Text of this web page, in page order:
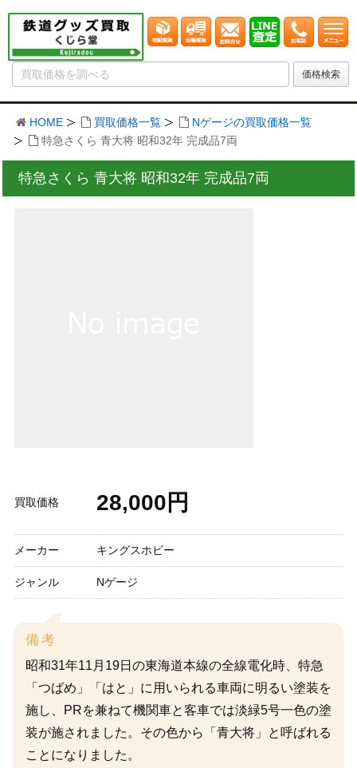
HOME 買取価格一覧
Nゲージの買取価格一覧
特急さくら 青大将 昭和32年 完成品7両
特急さくら 青大将 昭和32年 完成品7両
買取価格 28,000円
メーカー キングスホビー
ジャンル Nゲージ
備考
昭和31年11月19日の東海道本線の全線電化時、特急
「つばめ」「はと」に用いられる車両に明るい塗装を
施し、PRを兼ねて機関車と客車では淡緑5号一色の塗
装が施されました。その色から「青大将」と呼ばれる
ことになりました。